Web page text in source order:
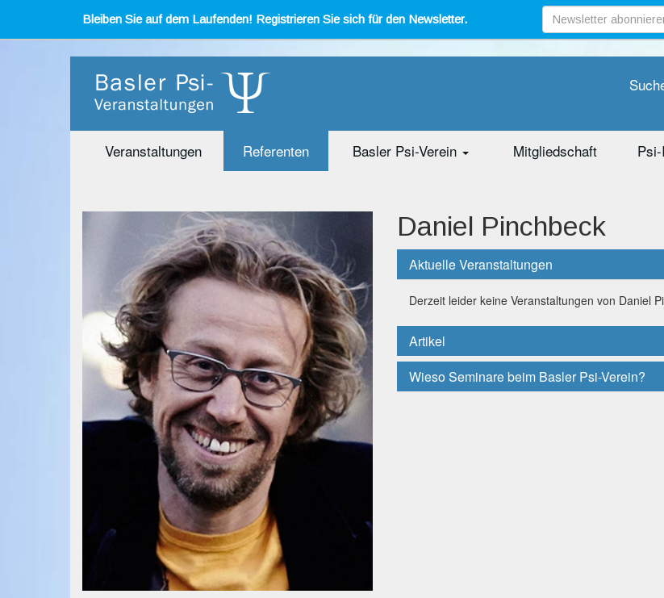
Bleiben Sie auf dem Laufenden! Registrieren Sie sich für den Newsletter.
Veranstaltungen Referenten Basler Psi-Verein Mitgliedschaft
Daniel Pinchbeck
Aktuelle Veranstaltungen
Derzeit leider keine Veranstaltungen von Daniel
Artikel
Wieso Seminare beim Basler Psi-Verein?